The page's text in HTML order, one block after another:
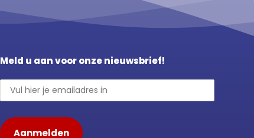
Meld u aan voor onze nieuwsbrief!